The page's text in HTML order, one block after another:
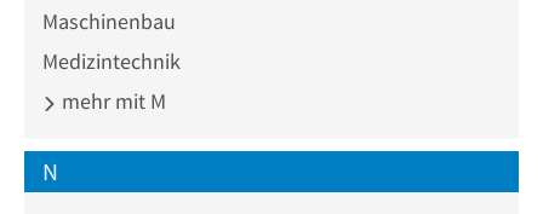
Maschinenbau
Medizintechnik
mehr mit M
N